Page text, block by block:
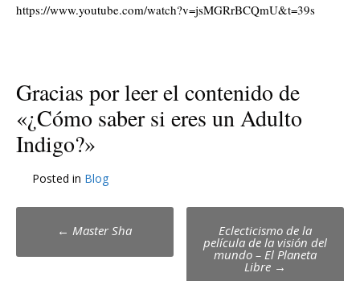
https://www.youtube.com/watch?v=jsMGRrBCQmU&t=39s
Gracias por leer el contenido de
«¿Cómo saber si eres un Adulto
Indigo?»
Posted in Blog
Post
navigation
← Master Sha Eclecticismo de la
película de la visión del
mundo – El Planeta
Libre →